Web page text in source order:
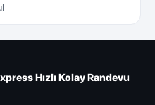
Hızlı Kolay Randevu